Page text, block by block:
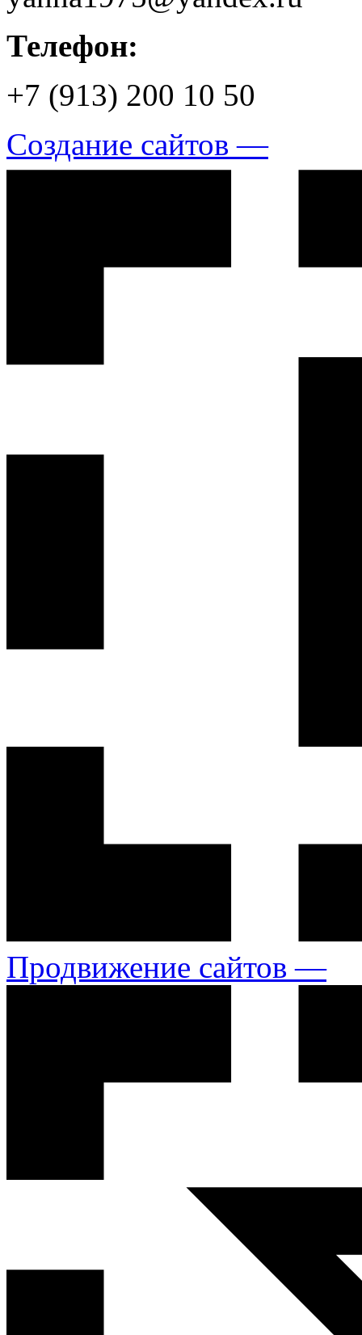
Телефон:
+7 (913) 200 10 50
Создание сайтов —
Продвижение сайтов —